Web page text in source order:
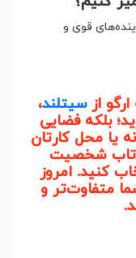
قوی و
سیتلند،
بلکه فضایی
یا محل کارتان
شخصیت
کنید. امروز
متفاوت‌تر و